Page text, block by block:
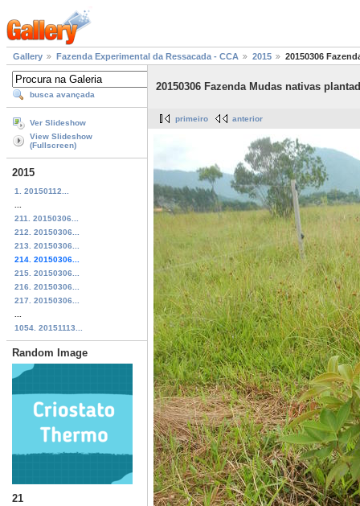
Gallery Fazenda Experimental da Ressacada - CCA 2015 20150306
busca avançada
Ver Slideshow
View Slideshow
(Fullscreen)
2015
1. 20150112...
211. 20150306...
212. 20150306...
213. 20150306...
214. 20150306...
215. 20150306...
216. 20150306...
217. 20150306...
1054. 20151113...
Random Image
21
20150306 Fazenda Mudas nativas
primeiro anterior